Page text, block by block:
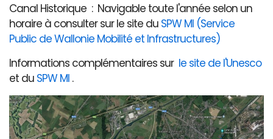
Canal Historique : Navigable toute l'année selon un
horaire à consulter sur le site du SPW MI (Service
Public de Wallonie Mobilité et Infrastructures)
Informations complémentaires sur le site de l'Unesco
et du SPW MI .